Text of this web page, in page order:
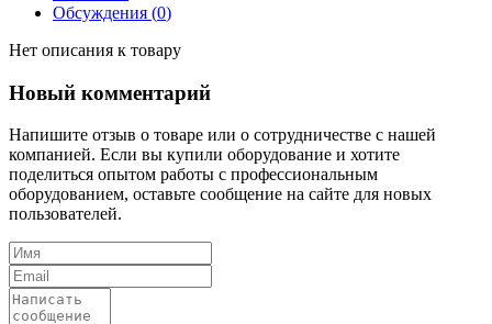
Обсуждения (0)
Нет описания к товару
Новый комментарий
Напишите отзыв о товаре или о сотрудничестве с нашей
компанией. Если вы купили оборудование и хотите
поделиться опытом работы с профессиональным
оборудованием, оставьте сообщение на сайте для новых
пользователей.